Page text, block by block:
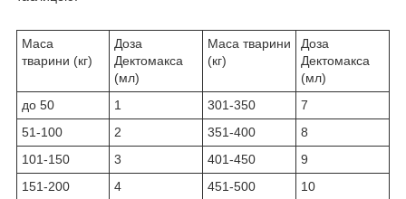
Маса
тварини (кг)
Доза
Дектомакса
(мл)
Маса тварини
(кг)
Доза
Дектомакса
(мл)
до 50
1 301-350
7
51-100
2 351-400
8
101-150
3 401-450
9
151-200
4 451-500
10